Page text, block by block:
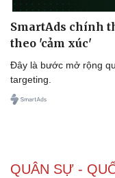
Sức khỏe
Nam khoa
SmartAds chính
theo 'cảm xúc'
Đây là bước mở rộng
targeting.
QUÂN SỰ -